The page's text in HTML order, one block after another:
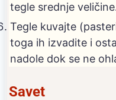
tegle srednje
Tegle kuvajte
toga ih izvadite i
nadole dok se ne
Savet